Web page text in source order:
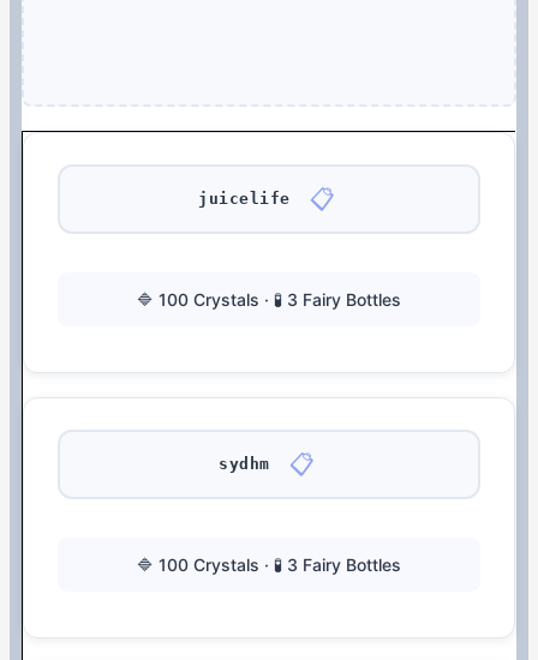
juicelife 📋
🔷 100 Crystals · 🧪 3 Fairy Bottles
sydhm 📋
🔷 100 Crystals · 🧪 3 Fairy Bottles